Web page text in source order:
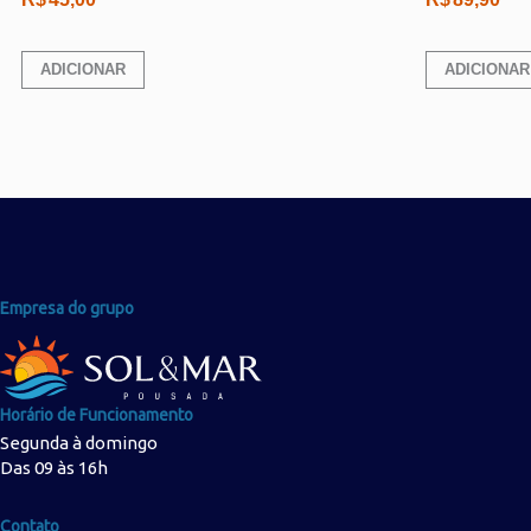
ADICIONAR ADICIONAR
Empresa do grupo
Horário de Funcionamento
Segunda à domingo
Das 09 às 16h
Contato